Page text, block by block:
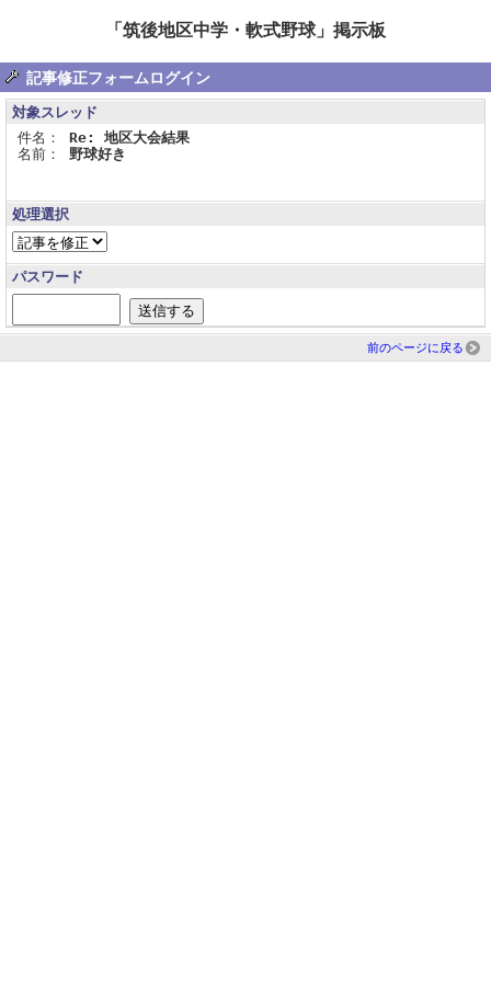
「筑後地区中学・軟式野球」掲示板
記事修正フォームログイン
対象スレッド
件名： Re: 地区大会結果
名前： 野球好き
処理選択
パスワード
前のページに戻る